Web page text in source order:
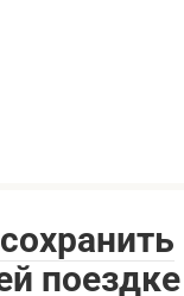
поездке